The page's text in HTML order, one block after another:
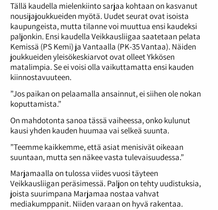
Tällä kaudella mielenkiinto sarjaa kohtaan on kasvanut
nousijajoukkueiden myötä. Uudet seurat ovat isoista
kaupungeista, mutta tilanne voi muuttua ensi kaudeksi
paljonkin. Ensi kaudella Veikkausliigaa saatetaan pelata
Kemissä (PS Kemi) ja Vantaalla (PK-35 Vantaa). Näiden
joukkueiden yleisökeskiarvot ovat olleet Ykkösen
matalimpia. Se ei voisi olla vaikuttamatta ensi kauden
kiinnostavuuteen.
”Jos paikan on pelaamalla ansainnut, ei siihen ole nokan
koputtamista.”
On mahdotonta sanoa tässä vaiheessa, onko kulunut
kausi yhden kauden huumaa vai selkeä suunta.
”Teemme kaikkemme, että asiat menisivät oikeaan
suuntaan, mutta sen näkee vasta tulevaisuudessa.”
Marjamaalla on tulossa viides vuosi täyteen
Veikkausliigan peräsimessä. Paljon on tehty uudistuksia,
joista suurimpana Marjamaa nostaa vahvat
mediakumppanit. Niiden varaan on hyvä rakentaa.